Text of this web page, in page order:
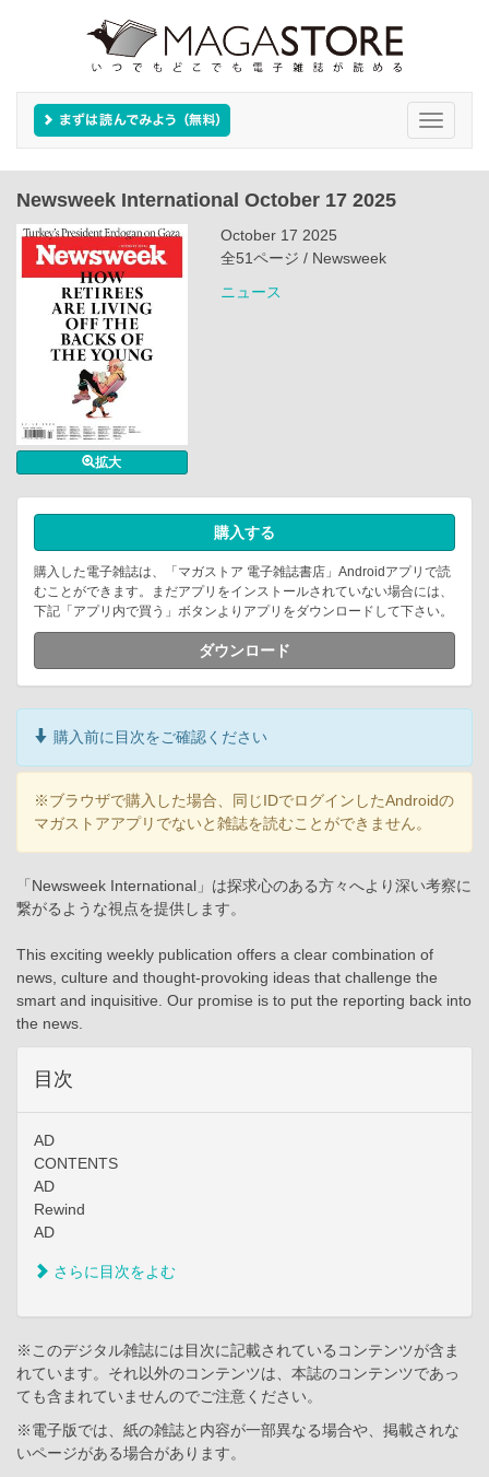
Toggle
Newsweek International October 17 2025
拡大
October 17 2025
全51ページ / Newsweek
ニュース
購入する
購入した電子雑誌は、「マガストア 電子雑誌書店」Androidアプリで読
むことができます。まだアプリをインストールされていない場合には、
下記「アプリ内で買う」ボタンよりアプリをダウンロードして下さい。
ダウンロード
購入前に目次をご確認ください
※ブラウザで購入した場合、同じIDでログインしたAndroidの
マガストアアプリでないと雑誌を読むことができません。
「Newsweek International」は探求心のある方々へより深い考察に
繋がるような視点を提供します。
This exciting weekly publication offers a clear combination of
news, culture and thought-provoking ideas that challenge the
smart and inquisitive. Our promise is to put the reporting back into
the news.
目次
AD
CONTENTS
AD
Rewind
AD
さらに目次をよむ
※このデジタル雑誌には目次に記載されているコンテンツが含ま
れています。それ以外のコンテンツは、本誌のコンテンツであっ
ても含まれていませんのでご注意ください。
※電子版では、紙の雑誌と内容が一部異なる場合や、掲載されな
いページがある場合があります。